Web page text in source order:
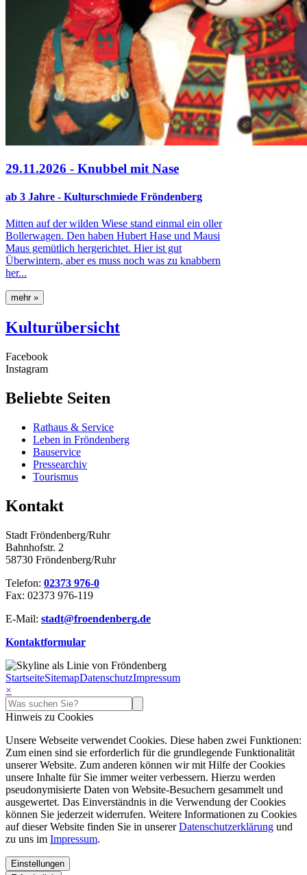
29.11.2026 - Knubbel mit Nase
ab 3 Jahre - Kulturschmiede Fröndenberg
Mitten auf der wilden Wiese stand einmal ein oller
Bollerwagen. Den haben Hubert Hase und Mausi
Maus gemütlich hergerichtet. Hier ist gut
Überwintern, aber es muss noch was zu knabbern
her...
mehr »
Kulturübersicht
Facebook
Instagram
Beliebte Seiten
Rathaus & Service
Leben in Fröndenberg
Bauservice
Pressearchiv
Tourismus
Kontakt
Stadt Fröndenberg/Ruhr
Bahnhofstr. 2
58730 Fröndenberg/Ruhr
Telefon: 02373 976-0
Fax: 02373 976-119
E-Mail: stadt@​froendenberg.de
Kontaktformular
StartseiteSitemapDatenschutzImpressum
×
Hinweis zu Cookies
Unsere Webseite verwendet Cookies. Diese haben zwei Funktionen:
Zum einen sind sie erforderlich für die grundlegende Funktionalität
unserer Website. Zum anderen können wir mit Hilfe der Cookies
unsere Inhalte für Sie immer weiter verbessern. Hierzu werden
pseudonymisierte Daten von Website-Besuchern gesammelt und
ausgewertet. Das Einverständnis in die Verwendung der Cookies
können Sie jederzeit widerrufen. Weitere Informationen zu Cookies
auf dieser Website finden Sie in unsererDatenschutzerklärung und
zu uns im Impressum.
Einstellungen